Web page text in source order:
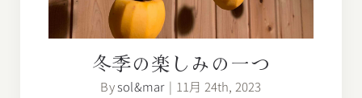
冬季の楽しみの一つ
Bysol&mar | 11月 24th, 2023